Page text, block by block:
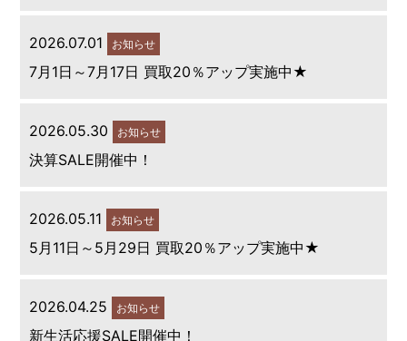
2026.07.01 お知らせ
7月1日～7月17日 買取20％アップ実施中★
2026.05.30 お知らせ
決算SALE開催中！
2026.05.11 お知らせ
5月11日～5月29日 買取20％アップ実施中★
2026.04.25 お知らせ
新生活応援SALE開催中！